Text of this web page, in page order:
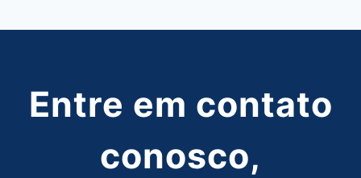
Entre em contato
conosco,